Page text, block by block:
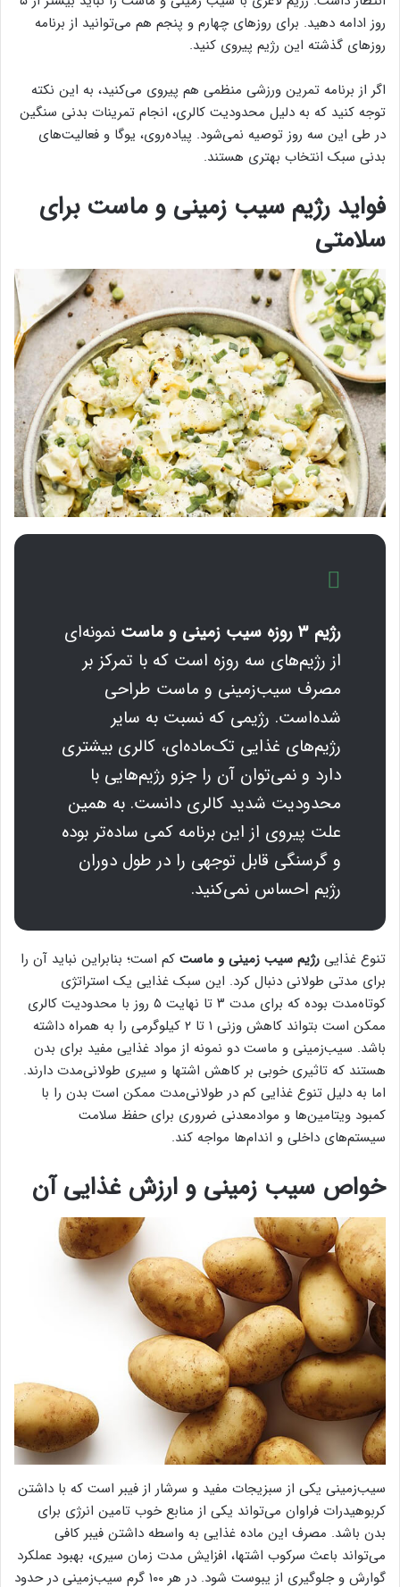
روز ادامه دهید. برای روزهای چهارم و پنجم هم می‌توانید از برنامه
روزهای گذشته این رژیم پیروی کنید.
اگر از برنامه تمرین ورزشی منظمی هم پیروی می‌کنید، به این نکته
توجه کنید که به دلیل محدودیت کالری، انجام تمرینات بدنی سنگین
در طی این سه روز توصیه نمی‌شود. پیاده‌روی، یوگا و فعالیت‌های
بدنی سبک انتخاب بهتری هستند.
فواید رژیم سیب زمینی و ماست برای
سلامتی
رژیم ۳ روزه سیب زمینی و ماست
نمونه‌ای
از رژیم‌های سه روزه است که با تمرکز بر
مصرف سیب‌زمینی و ماست طراحی
شده‌است. رژیمی که نسبت به سایر
رژیم‌های غذایی تک‌ماده‌ای، کالری بیشتری
دارد و نمی‌توان آن را جزو رژیم‌هایی با
محدودیت شدید کالری دانست. به همین
علت پیروی از این برنامه کمی ساده‌تر بوده
و گرسنگی قابل توجهی را در طول دوران
رژیم احساس نمی‌کنید.
تنوع غذایی رژیم سیب زمینی و ماست کم است؛ بنابراین نباید آن را
برای مدتی طولانی دنبال کرد. این سبک غذایی یک استراتژی
کوتاه‌مدت بوده که برای مدت ۳ تا نهایت ۵ روز با محدودیت کالری
ممکن است بتواند کاهش وزنی ۱ تا ۲ کیلوگرمی را به همراه داشته
باشد. سیب‌زمینی و ماست دو نمونه از مواد غذایی مفید برای بدن
هستند که تاثیری خوبی بر کاهش اشتها و سیری طولانی‌مدت دارند.
اما به دلیل تنوع غذایی کم در طولانی‌مدت ممکن است بدن را با
کمبود ویتامین‌ها و موادمعدنی ضروری برای حفظ سلامت
سیستم‌های داخلی و اندام‌ها مواجه کند.
خواص سیب زمینی و ارزش غذایی آن
سیب‌زمینی یکی از سبزیجات مفید و سرشار از فیبر است که با داشتن
کربوهیدرات فراوان می‌تواند یکی از منابع خوب تامین انرژی برای
بدن باشد. مصرف این ماده غذایی به واسطه داشتن فیبر کافی
می‌تواند باعث سرکوب اشتها، افزایش مدت زمان سیری، بهبود عملکرد
گوارش و جلوگیری از یبوست شود. در هر ۱۰۰ گرم سیب‌زمینی در حدود